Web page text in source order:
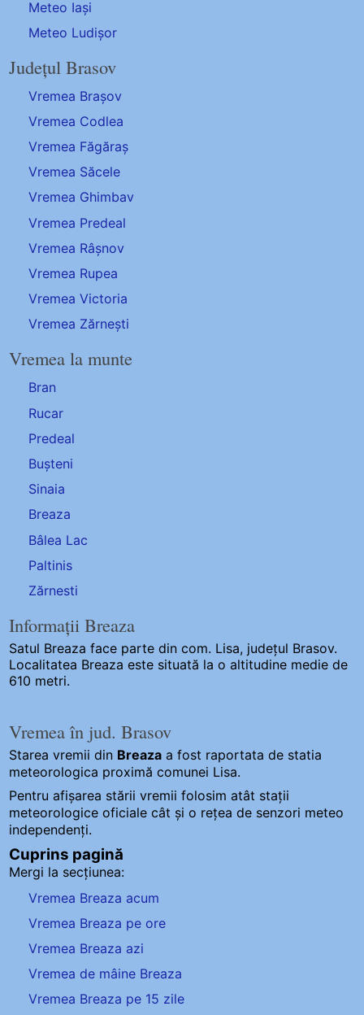
Meteo Iași
Meteo Ludișor
Județul Brasov
Vremea Brașov
Vremea Codlea
Vremea Făgăraș
Vremea Săcele
Vremea Ghimbav
Vremea Predeal
Vremea Râșnov
Vremea Rupea
Vremea Victoria
Vremea Zărnești
Vremea la munte
Bran
Rucar
Predeal
Bușteni
Sinaia
Breaza
Bâlea Lac
Paltinis
Zărnesti
Informații Breaza
Satul Breaza face parte din com. Lisa, județul Brasov.
Localitatea Breaza este situată la o altitudine medie de
610 metri.
Vremea în jud. Brasov
Starea vremii din Breaza a fost raportata de statia
meteorologica proximă comunei Lisa.
Pentru afișarea stării vremii folosim atât stații
meteorologice oficiale cât și o rețea de senzori meteo
independenți.
Cuprins pagină
Mergi la secțiunea:
Vremea Breaza acum
Vremea Breaza pe ore
Vremea Breaza azi
Vremea de mâine Breaza
Vremea Breaza pe 15 zile